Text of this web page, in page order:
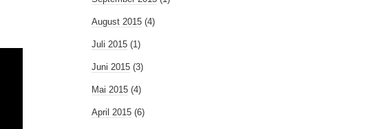
August 2015 (4)
Juli 2015 (1)
Juni 2015 (3)
Mai 2015 (4)
April 2015 (6)